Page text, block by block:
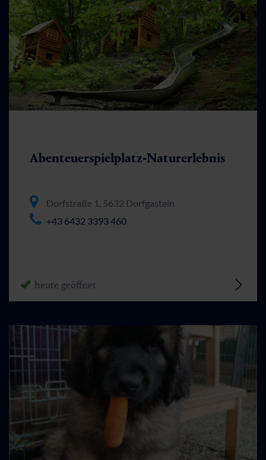
Abenteuerspielplatz-Naturerlebnis
Dorfstraße 1, 5632 Dorfgastein
+43 6432 3393 460
heute geöffnet